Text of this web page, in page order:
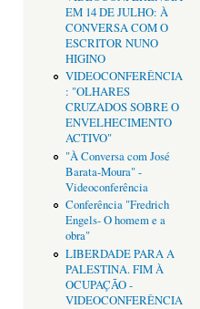
EM 14 DE JULHO: À
CONVERSA COM O
ESCRITOR NUNO
HIGINO
VIDEOCONFERÊNCIA
: "OLHARES
CRUZADOS SOBRE O
ENVELHECIMENTO
ACTIVO"
"À Conversa com José
Barata-Moura" -
Videoconferência
Conferência "Fredrich
Engels- O homem e a
obra"
LIBERDADE PARA A
PALESTINA. FIM À
OCUPAÇÃO -
VIDEOCONFERÊNCIA